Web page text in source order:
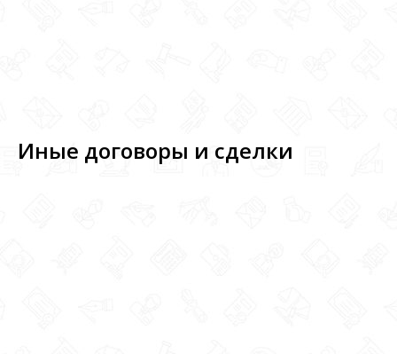
Иные договоры и сделки